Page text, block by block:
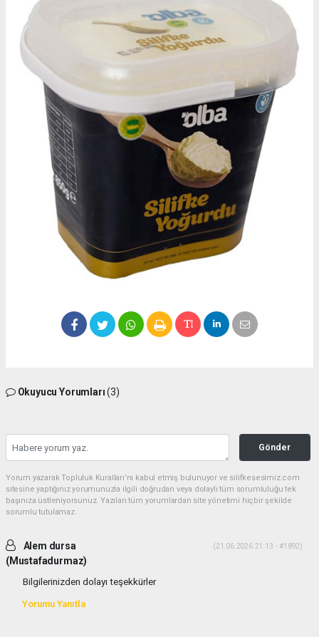
Okuyucu Yorumları(3)
Gönder
Yorum yazarak Topluluk Kuralları’nı kabul etmiş bulunuyor ve silifkesesimiz.com
sitesine yaptığınız yorumunuzla ilgili doğrudan veya dolaylı tüm sorumluluğu tek
başınıza üstleniyorsunuz. Yazılan tüm yorumlardan site yönetimi hiçbir şekilde
sorumlu tutulamaz.
Alem dursa
(Mustafadurmaz)
(21.06.2026 21:13 - #1892)
Bilgilerinizden dolayı teşekkürler
Yorumu Yanıtla